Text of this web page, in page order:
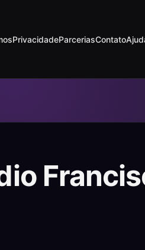
PrivacidadeParceriasContato